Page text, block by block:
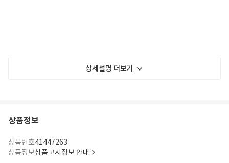
상세설명 더보기
상품정보
상품번호41447263
상품정보상품고시정보 안내